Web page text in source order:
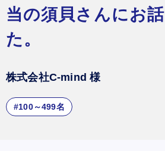
当の須貝さんにお
た。
株式会社C-mind 様
#100～499名